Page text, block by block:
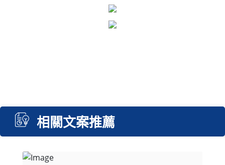
相關文案推薦